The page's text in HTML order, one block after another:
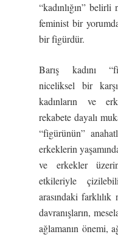
“kadınlığın” belirli
feminist bir
bir figürdür.
Barış kadını
niceliksel bir
kadınların ve
rekabete dayalı
“figürünün”
erkeklerin
ve erkekler
etkileriyle
arasındaki
davranışların,
ağlamanın önemi,